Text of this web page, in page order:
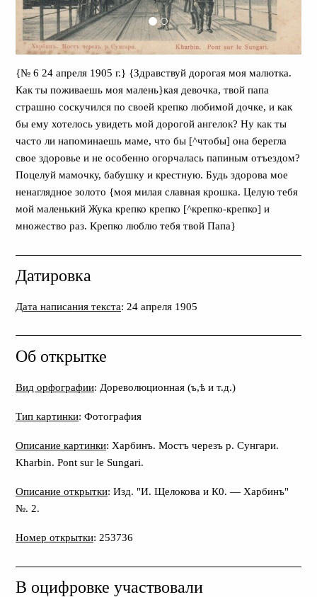
{№ 6 24 апреля 1905 г.} {Здравствуй дорогая моя малютка.
Как ты поживаешь моя малень}кая девочка, твой папа
страшно соскучился по своей крепко любимой дочке, и как
бы ему хотелось увидеть мой дорогой ангелок? Ну как ты
часто ли напоминаешь маме, что бы [^чтобы] она берегла
свое здоровье и не особенно огорчалась папиным отъездом?
Поцелуй мамочку, бабушку и крестную. Будь здорова мое
ненаглядное золото {моя милая славная крошка. Целую тебя
мой маленький Жука крепко крепко [^крепко-крепко] и
множество раз. Крепко люблю тебя твой Папа}
Датировка
Дата написания текста: 24 апреля 1905
Об открытке
Вид орфографии: Дореволюционная (ъ,ѣ и т.д.)
Тип картинки: Фотография
Описание картинки: Харбинъ. Мостъ черезъ р. Сунгари.
Kharbin. Pont sur le Sungari.
Описание открытки: Изд. "И. Щелокова и К0. — Харбинъ"
№. 2.
Номер открытки: 253736
В оцифровке участвовали